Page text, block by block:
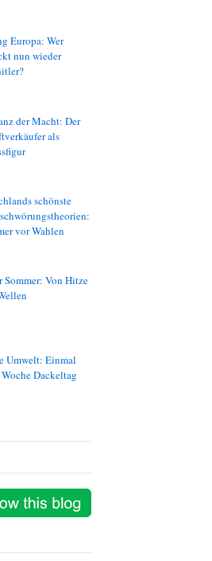
Europa: Wer
nun wieder
der Macht: Der
als
schönste
vor Wahlen
Sommer: Von Hitze
Umwelt: Einmal
Dackeltag